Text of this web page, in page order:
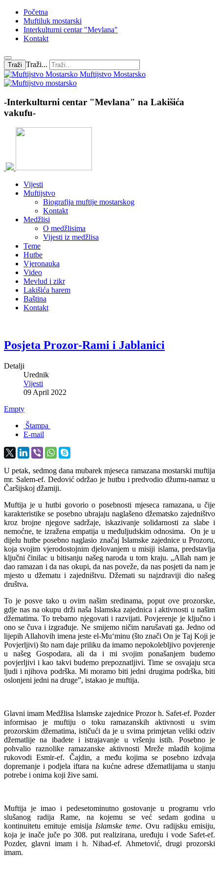
Početna
Muftiluk mostarski
Interkulturni centar "Mevlana"
Kontakt
Traži Traži...
Muftijstvo Mostarsko
-Interkulturni centar "Mevlana" na Lakišića
vakufu-
Vijesti
Muftijstvo
Biografija muftije mostarskog
Kontakt
Medžlisi
O medžlisima
Vijesti iz medžlisa
Teme
Hutbe
Vjeronauka
Video
Mevlud i zikr
Lakišića harem
Baština
Kontakt
Posjeta Prozor-Rami i Jablanici
Detalji
Urednik
Vijesti
09 April 2022
Empty
Štampa
E-mail
U petak, sedmog dana mubarek mjeseca ramazana mostarski muftija
mr. Salem-ef. Dedović održao je hutbu i predvodio džumu-namaz u
Čaršijskoj džamiji.
Muftija je u hutbi govorio o posebnosti mjeseca ramazana, u čije
karakteristike se posebno ubrajaju naglašeno džematsko zajedništvo
kroz brojne njegove sadržaje, iskazivanje solidarnosti za slabe i
nemoćne, te izražena empatija u međuljudskim odnosima. On je u
dijelu hutbe posebno naglasio značaj Islamske zajednice u Prozoru,
koja svojim vjerodostojnim djelovanjem u misiji islama, predstavlja
ključni činilac u bitisanju našeg naroda u tom kraju. „Allah nam je
dao ramazan i da nas okupi, da nas poveže, da nas posjeti da nam je
mjesto u džematu i zajedništvu. Džemati su najzdraviji dio našeg
društva.
To je posve tako u ovim našim sredinama, poput ove prozorske,
gdje nas na okupu drži naša Islamska zajednica i aktivnosti u našim
džematima. To trebamo njegovati i razvijati. Povjerenje je ključno i
ono se čuva i izgrađuje. Ne smijemo ničim narušavati ga. Jedno od
lijepih Allahovih imena jeste el-Muʻminu (što znači On je Taj Koji je
Povjerljivi) što nam daje priliku da imamo nepokolebljivo povjerenje
u našeg Gospodara, ali da i mi svojim ponašanjem budemo
povjerljivi i kao takvi budemo prepoznatljivi. Time se osvajaju srca
ljudi i njihova podrška. Mi moramo biti jedni drugima podrška, biti
oslonjeni jedni na druge”, istakao je muftija.
Glavni imam Medžlisa Islamske zajednice Prozor h. Safet-ef. Pozder
informisao je muftiju o toku ramazanskih aktivnosti u svim
prozorskim džematima, ističući da je u svima primjetan veliki odziv
džematlije na ibadete i istrajavanje u vršenju istih. Posebno je
pohvalio raznolike ramazanske aktivnosti Mreže mladih kojima
rukovodi Esmir-ef. Čajdin, a među kojima se posebno izdvaja
dopremanje i podjela iftara na kućne adrese džematlijama u stanju
potrebe i onima koji žive sami.
Muftija je imao i pedesetominutno gostovanje u programu vrlo
slušanog radija Rame, na kojemu se već sedam godina u
kontinuitetu emituje emisija Islamske teme. Ovu radijsku emisiju,
koja je inače juče po 308. put realizirana, uređuju i vode Safet-ef.
Pozder, glavni imam i h. Nihad-ef. Ahmetović, drugi prozorski
imam.